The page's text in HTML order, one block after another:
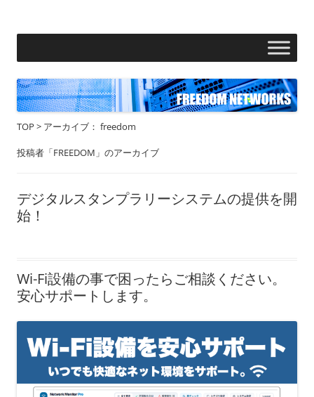
コ
ン
へ
ス
キ
ッ
TOP > アーカイブ： freedom
投稿者「FREEDOM 」のアーカイブ
デジタルスタンプラリーシステムの提供を開
始！
Wi-Fi設備の事で困ったらご相談ください。
安心サポートします。